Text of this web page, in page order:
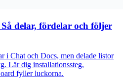
delar, fördelar och följer
i Chat och Docs, men delade listor
Lär dig installationssteg,
fyller luckorna.